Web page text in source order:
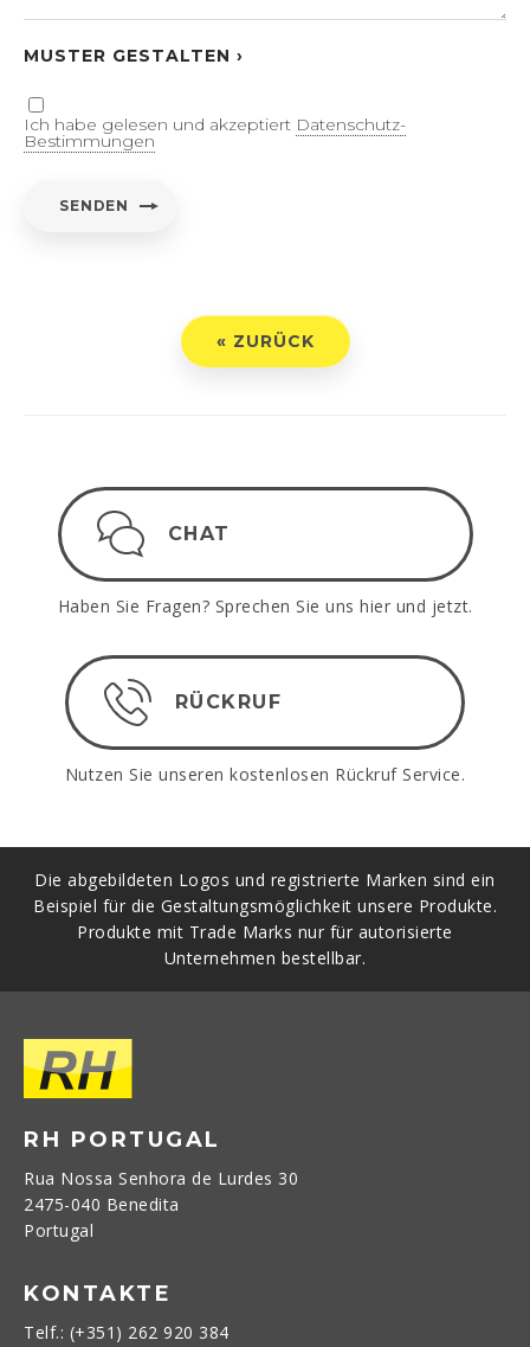
MUSTER GESTALTEN ›
Ich habe gelesen und akzeptiert Datenschutz-
Bestimmungen
SENDEN
« ZURÜCK
CHAT
Haben Sie Fragen? Sprechen Sie uns hier und jetzt.
RÜCKRUF
Nutzen Sie unseren kostenlosen Rückruf Service.
Die abgebildeten Logos und registrierte Marken sind ein
Beispiel für die Gestaltungsmöglichkeit unsere Produkte.
Produkte mit Trade Marks nur für autorisierte
Unternehmen bestellbar.
RH PORTUGAL
Rua Nossa Senhora de Lurdes 30
2475-040 Benedita
Portugal
KONTAKTE
Telf.: (+351) 262 920 384